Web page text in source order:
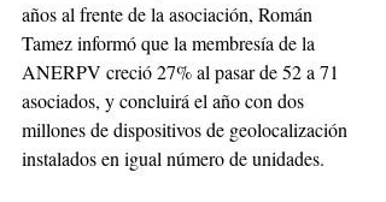
años al frente de la asociación, Román
Tamez informó que la membresía de la
ANERPV creció 27% al pasar de 52 a 71
asociados, y concluirá el año con dos
millones de dispositivos de geolocalización
instalados en igual número de unidades.